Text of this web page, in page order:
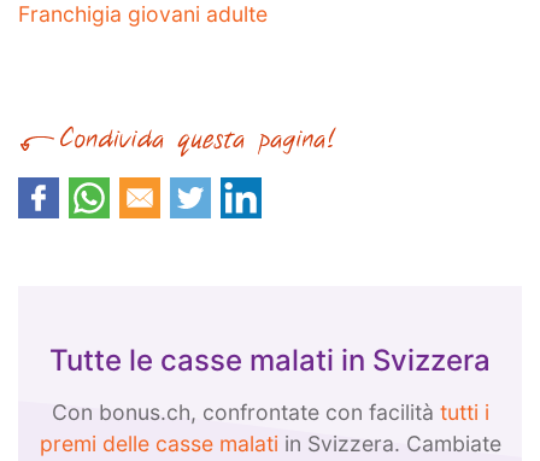
Franchigia giovani adulte
Tutte le casse malati in Svizzera
Con bonus.ch, confrontate con facilità tutti i
premi delle casse malati in Svizzera. Cambiate